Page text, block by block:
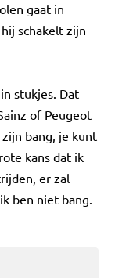
gaat in
schakelt zijn
stukjes. Dat
of Peugeot
bang, je kunt
kans dat ik
er zal
ben niet bang.